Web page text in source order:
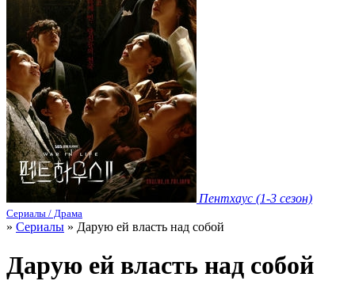
Пентхаус (1-3 сезон)
Сериалы / Драма
» Сериалы » Дарую ей власть над собой
Дарую ей власть над собой